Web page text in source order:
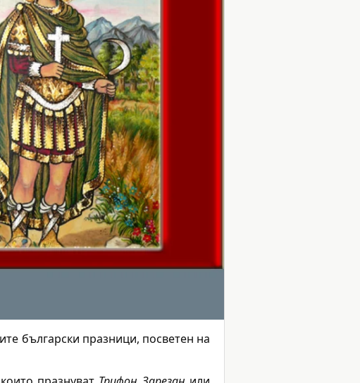
български празници, посветен на